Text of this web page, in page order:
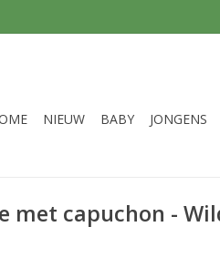
NIEUW BABY JONGENS
met capuchon -